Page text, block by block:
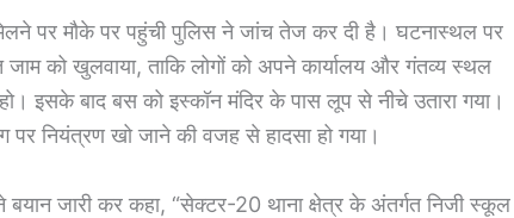
पर मौके पर पहुंची पुलिस ने जांच तेज कर दी है। घटनास्थल पर
जाम को खुलवाया, ताकि लोगों को अपने कार्यालय और गंतव्य स्थल
इसके बाद बस को इस्कॉन मंदिर के पास लूप से नीचे उतारा गया।
पर नियंत्रण खो जाने की वजह से हादसा हो गया।
बयान जारी कर कहा, “सेक्टर-20 थाना क्षेत्र के अंतर्गत निजी स्कूल